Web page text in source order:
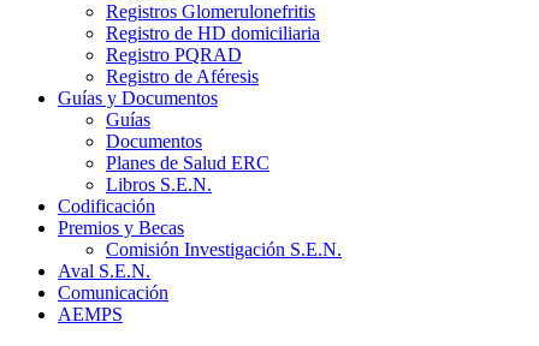
Registros Glomerulonefritis
Registro de HD domiciliaria
Registro PQRAD
Registro de Aféresis
Guías y Documentos
Guías
Documentos
Planes de Salud ERC
Libros S.E.N.
Codificación
Premios y Becas
Comisión Investigación S.E.N.
Aval S.E.N.
Comunicación
AEMPS